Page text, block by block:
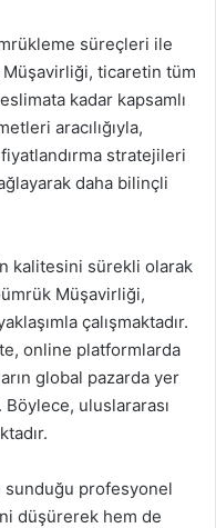
süreçleri ile
Müşavirliği, ticaretin tüm
kadar kapsamlı
aracılığıyla,
stratejileri
daha bilinçli
kalitesini sürekli olarak
Müşavirliği,
çalışmaktadır.
online platformlarda
global pazarda yer
Böylece, uluslararası
sunduğu profesyonel
düşürerek hem de